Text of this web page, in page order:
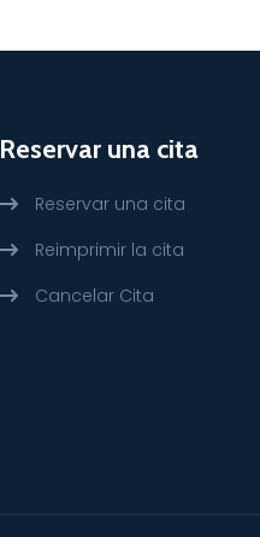
Reservar una cita
Reservar una cita
Reimprimir la cita
Cancelar Cita